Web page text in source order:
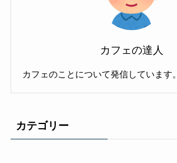
カフェの達人
カフェのことについて発信しています。
カテゴリー